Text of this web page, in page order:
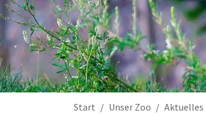
Start Unser Zoo Aktuelles